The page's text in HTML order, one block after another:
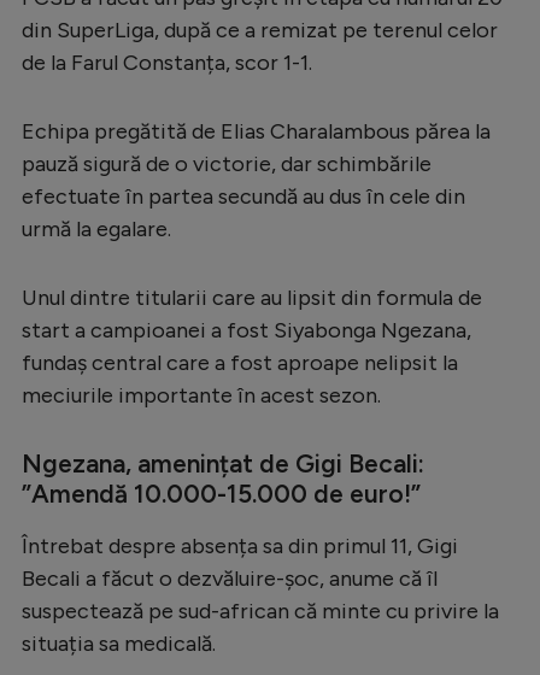
Ligue 1
Starurile fotbalului
EURO 2024
Stranieri
Tenis
Natație
Gimnastică
Auto
din SuperLiga, după ce a remizat pe terenul celor
de la Farul Constanța, scor 1-1.
Echipa pregătită de Elias Charalambous părea la
pauză sigură de o victorie, dar schimbările
efectuate în partea secundă au dus în cele din
urmă la egalare.
Unul dintre titularii care au lipsit din formula de
start a campioanei a fost Siyabonga Ngezana,
fundaș central care a fost aproape nelipsit la
meciurile importante în acest sezon.
Ngezana, amenințat de Gigi Becali:
”Amendă 10.000-15.000 de euro!”
Întrebat despre absența sa din primul 11, Gigi
Becali a făcut o dezvăluire-șoc, anume că îl
suspectează pe sud-african că minte cu privire la
situația sa medicală.